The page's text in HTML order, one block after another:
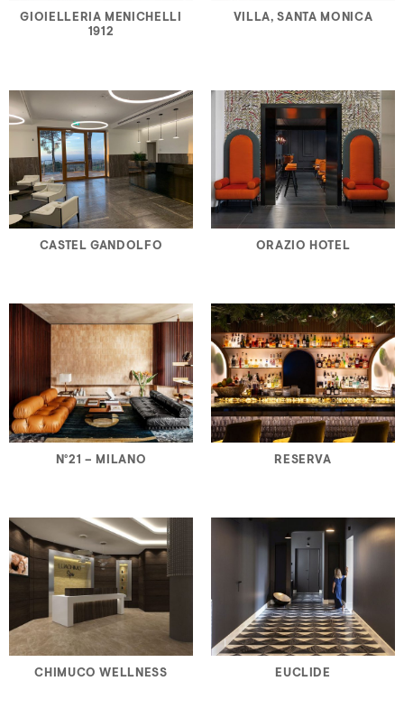
GIOIELLERIA MENICHELLI
1912
VILLA, SANTA MONICA
CASTEL GANDOLFO ORAZIO HOTEL
N°21 – MILANO RESERVA
CHIMUCO WELLNESS EUCLIDE